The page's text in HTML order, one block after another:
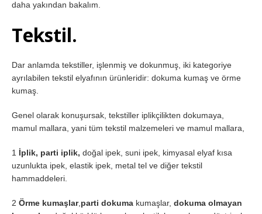
daha yakından bakalım.
Tekstil.
Dar anlamda tekstiller, işlenmiş ve dokunmuş, iki kategoriye
ayrılabilen tekstil elyafının ürünleridir: dokuma kumaş ve örme
kumaş.
Genel olarak konuşursak, tekstiller iplikçilikten dokumaya,
mamul mallara, yani tüm tekstil malzemeleri ve mamul mallara,
1 İplik, parti iplik, doğal ipek, suni ipek, kimyasal elyaf kısa
uzunlukta ipek, elastik ipek, metal tel ve diğer tekstil
hammaddeleri.
2 Örme kumaşlar, parti dokuma kumaşlar, dokuma olmayan